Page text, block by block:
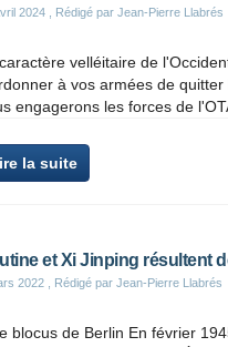
2024 , Rédigé par Jean-Pierre Llabrés
velléitaire de
à vos armées de
engagerons les forces de
la suite
et Xi Jinping résultent
2022 , Rédigé par Jean-Pierre Llabrés
blocus de Berlin En février